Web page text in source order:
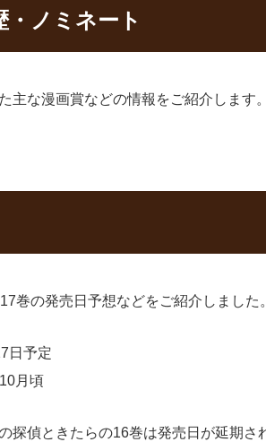
ノミネート
主な漫画賞などの情報をご紹介します
巻の発売日予想などをご紹介しました
日予定
月頃
探偵ときたらの16巻は発売日が延期